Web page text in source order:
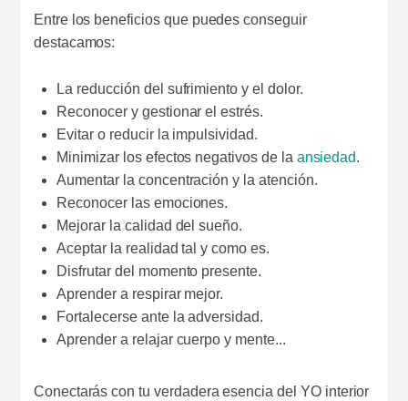
Entre los beneficios que puedes conseguir
destacamos:
La reducción del sufrimiento y el dolor.
Reconocer y gestionar el estrés.
Evitar o reducir la impulsividad.
Minimizar los efectos negativos de la ansiedad.
Aumentar la concentración y la atención.
Reconocer las emociones.
Mejorar la calidad del sueño.
Aceptar la realidad tal y como es.
Disfrutar del momento presente.
Aprender a respirar mejor.
Fortalecerse ante la adversidad.
Aprender a relajar cuerpo y mente...
Conectarás con tu verdadera esencia del YO interior